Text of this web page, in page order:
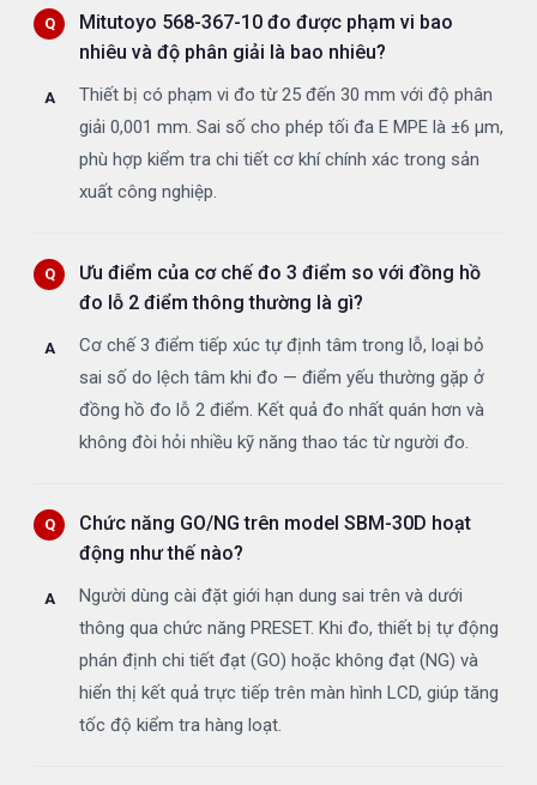
Mitutoyo 568-367-10 đo được phạm vi bao
nhiêu và độ phân giải là bao nhiêu?
Thiết bị có phạm vi đo từ 25 đến 30 mm với độ phân
giải 0,001 mm. Sai số cho phép tối đa E MPE là ±6 µm,
phù hợp kiểm tra chi tiết cơ khí chính xác trong sản
xuất công nghiệp.
Ưu điểm của cơ chế đo 3 điểm so với đồng hồ
đo lỗ 2 điểm thông thường là gì?
Cơ chế 3 điểm tiếp xúc tự định tâm trong lỗ, loại bỏ
sai số do lệch tâm khi đo — điểm yếu thường gặp ở
đồng hồ đo lỗ 2 điểm. Kết quả đo nhất quán hơn và
không đòi hỏi nhiều kỹ năng thao tác từ người đo.
Chức năng GO/NG trên model SBM-30D hoạt
động như thế nào?
Người dùng cài đặt giới hạn dung sai trên và dưới
thông qua chức năng PRESET. Khi đo, thiết bị tự động
phán định chi tiết đạt (GO) hoặc không đạt (NG) và
hiển thị kết quả trực tiếp trên màn hình LCD, giúp tăng
tốc độ kiểm tra hàng loạt.